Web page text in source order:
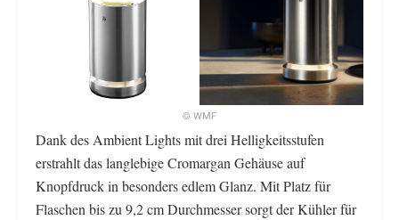
© WMF
Dank des Ambient Lights mit drei Helligkeitsstufen
erstrahlt das langlebige Cromargan Gehäuse auf
Knopfdruck in besonders edlem Glanz. Mit Platz für
Flaschen bis zu 9,2 cm Durchmesser sorgt der Kühler für